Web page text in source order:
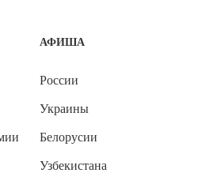
АФИША
России
Украины
Белорусии
Узбекистана